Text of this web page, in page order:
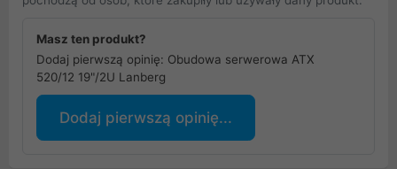
Masz ten produkt?
Dodaj pierwszą opinię: Obudowa serwerowa ATX
520/12 19"/2U Lanberg
Dodaj pierwszą opinię...